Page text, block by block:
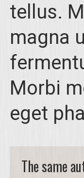
tellus.
magna
Morbi
eget
The same